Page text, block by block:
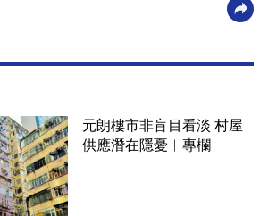
元朗樓市非盲目看淡 村屋
供應潛在隱憂︳專欄